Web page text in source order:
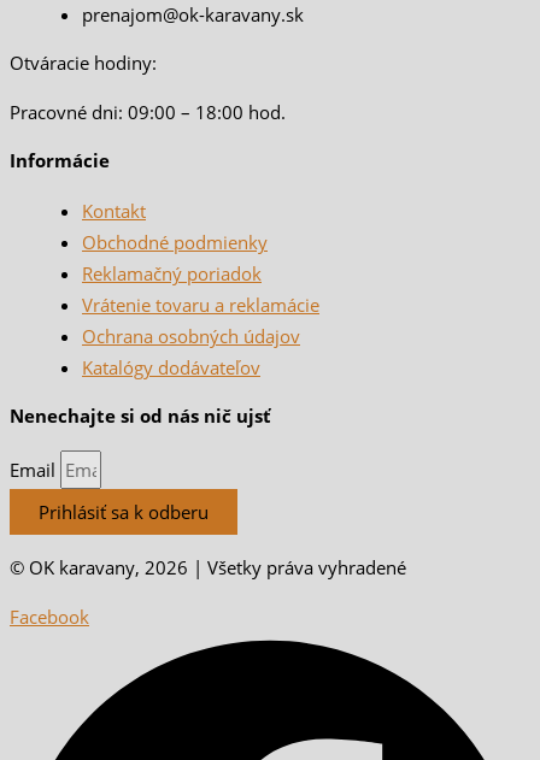
prenajom@ok-karavany.sk
Otváracie hodiny:
Pracovné dni: 09:00 – 18:00 hod.
Informácie
Kontakt
Obchodné podmienky
Reklamačný poriadok
Vrátenie tovaru a reklamácie
Ochrana osobných údajov
Katalógy dodávateľov
Nenechajte si od nás nič ujsť
Email
Prihlásiť sa k odberu
© OK karavany, 2026 | Všetky práva vyhradené
Facebook